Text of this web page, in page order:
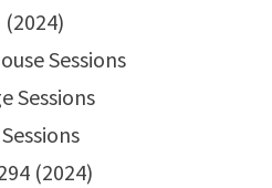
Sessions
Sessions
(2024)